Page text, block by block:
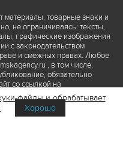
материалы, товарные знаки и
не ограничиваясь: тексты,
графические изображения
с законодательством
и смежных правах. Любое
, в том числе,
обязательно
со ссылкой на
а также гиперссылкой на сайт
информации. Переработка
допускается.
файлы и обрабатывает
Хорошо